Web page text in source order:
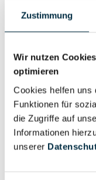
Zustimmung
Wir nutzen
optimieren
Cookies helfen uns
Funktionen für
die Zugriffe auf
Informationen
unserer
Prokurist (2)
Wirtschaftlich
Berechtigter
Eigentums- und